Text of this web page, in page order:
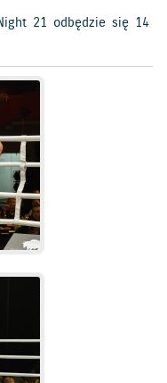
21 odbędzie się 14